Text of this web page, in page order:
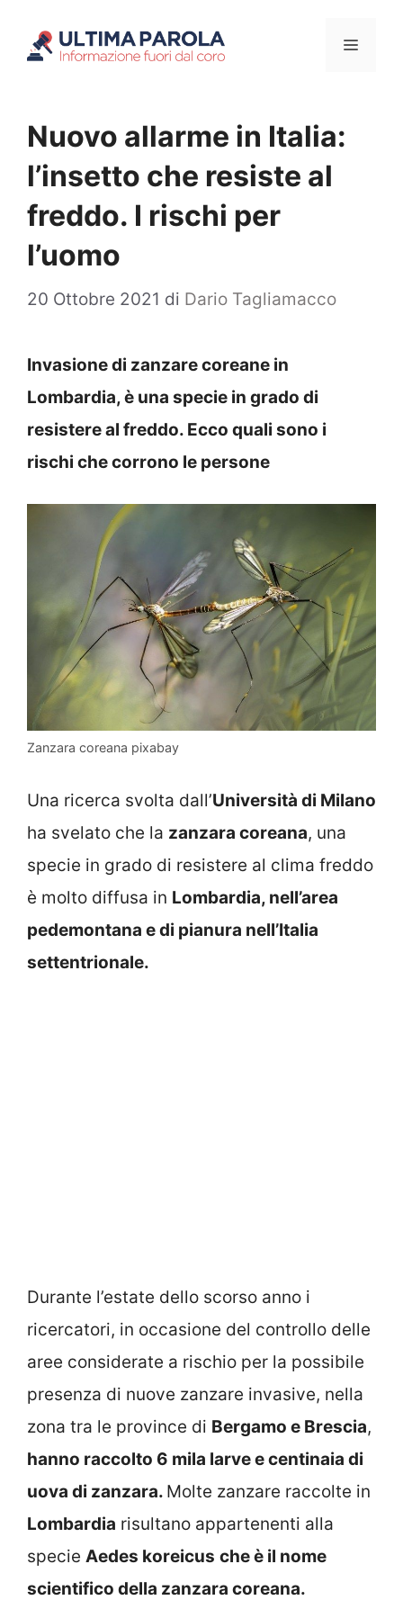
Menu
Nuovo allarme in Italia:
l’insetto che resiste al
freddo. I rischi per
l’uomo
20 Ottobre 2021 di Dario Tagliamacco
Invasione di zanzare coreane in
Lombardia, è una specie in grado di
resistere al freddo. Ecco quali sono i
rischi che corrono le persone
Zanzara coreana pixabay
Una ricerca svolta dall’Università di Milano
ha svelato che la zanzara coreana, una
specie in grado di resistere al clima freddo
è molto diffusa in Lombardia, nell’area
pedemontana e di pianura nell’Italia
settentrionale.
Durante l’estate dello scorso anno i
ricercatori, in occasione del controllo delle
aree considerate a rischio per la possibile
presenza di nuove zanzare invasive, nella
zona tra le province di Bergamo e Brescia,
hanno raccolto 6 mila larve e centinaia di
uova di zanzara. Molte zanzare raccolte in
Lombardia risultano appartenenti alla
specie Aedes koreicus che è il nome
scientifico della zanzara coreana.